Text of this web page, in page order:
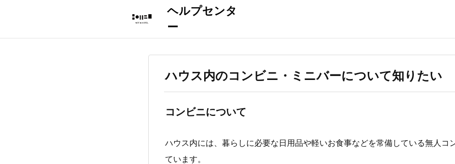
ハウス内のコンビニ・ミニバーについて知りたい
コンビニについて
ハウス内には、暮らしに必要な日用品や軽いお食事などを常備している無人コ
ています。